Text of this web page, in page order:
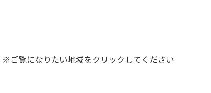
※ご覧になりたい地域をクリックしてください